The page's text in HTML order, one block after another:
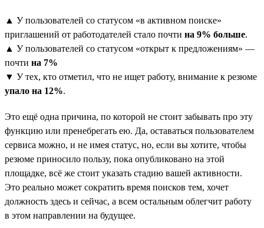
▲ У пользователей со статусом «в активном поиске»
приглашений от работодателей стало почти на 9% больше.
▲ У пользователей со статусом «открыт к предложениям» —
почти на 7%
▼ У тех, кто отметил, что не ищет работу, внимание к резюме
упало на 12%.
Это ещё одна причина, по которой не стоит забывать про эту
функцию или пренебрегать ею. Да, оставаться пользователем
сервиса можно, и не имея статус, но, если вы хотите, чтобы
резюме приносило пользу, пока опубликовано на этой
площадке, всё же стоит указать стадию вашей активности.
Это реально может сократить время поисков тем, хочет
должность здесь и сейчас, а всем остальным облегчит работу
в этом направлении на будущее.